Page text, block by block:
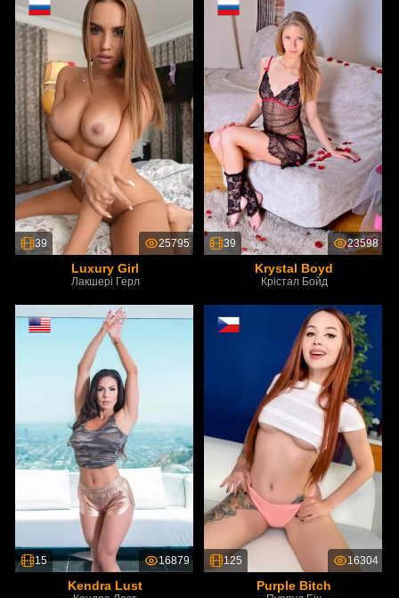
39 25795
Luxury Girl
Лакшері Герл
39 23598
Krystal Boyd
Крістал Бойд
15 16879
Kendra Lust
125 16304
Purple Bitch